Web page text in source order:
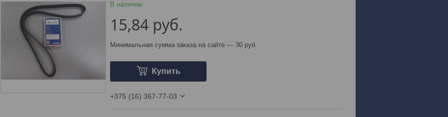
В наличии
15,84 руб.
Минимальная сумма заказа на сайте — 30 руб
Купить
+375 (16) 367-77-03